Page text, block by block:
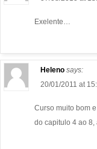
Exelente…
Heleno says:
20/01/2011 at
Curso muito bom
do capitulo 4 ao 8,